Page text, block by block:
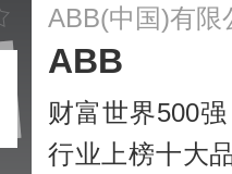
造”三大重点事业
系统解决方案。
ABB(中国)有限
ABB
财富世界500强
行业上榜十大